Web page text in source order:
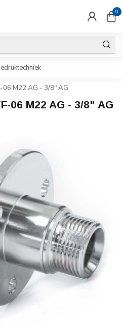
0
06 M22 AG - 3/8" AG
06 M22 AG - 3/8" AG